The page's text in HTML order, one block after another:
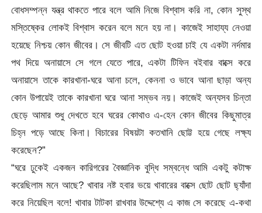
বোধসম্পন্ন যন্ত্র থাকতে পারে বলে আমি নিজে বিশ্বাস করি না, কোন সুস্থ
মস্তিষ্কের লোকই বিশ্বাস করেন বলে মনে হয় না। কাজেই সাহায্য নেওয়া
হয়েছে নিশ্চয় কোন জীবের। সে জীবটি এত ছোট হওয়া চাই যে একটা নর্দমার
পথ দিয়ে অনায়াসে সে গলে যেতে পারে, একটা টিফিন বইবার বাক্সে করে
অনায়াসে তাকে কারখানা-ঘরে আনা চলে, কেননা ও ভাবে আনা ছাড়া অন্য
কোন উপায়েই তাকে কারখানা ঘরে আনা সম্ভব নয়। কাজেই অন্যসব চিন্তা
ছেড়ে আমার শুধু দেখতে হবে ঘরের কোথাও এ-হেন কোন জীবের কিছুমাত্র
চিহ্ন পড়ে আছে কিনা। বিচারের বিষয়টা কতখানি ছোট্ট হয়ে গেছে লক্ষ্য
করেছেন?”
“ঘরে ঢুকেই একজন কারিগরের বৈজ্ঞানিক বুদ্ধি সম্বন্ধে আমি একটু কটাক্ষ
করেছিলাম মনে আছে? খাবার নষ্ট হবার ভয়ে খাবারের বাক্সে ছোট ছোট ছ্যাঁদা
করে নিয়েছিল বলে! খাবার টাটকা রাখবার উদ্দেশ্যে এ কাজ সে করেছে এ-কথা